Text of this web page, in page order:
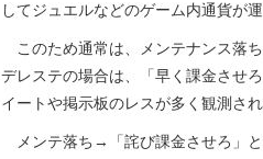
してジュエルなどのゲーム内通貨が
このため通常は、メンテナンス落
デレステの場合は、「早く課金させ
イートや掲示板のレスが多く観測され
メンテ落ち→「詫び課金させろ」と